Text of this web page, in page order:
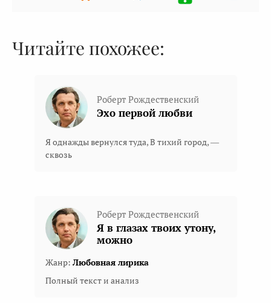
Читайте похожее:
Роберт Рождественский
Эхо первой любви
Я однажды вернулся туда, В тихий город, —
сквозь
Роберт Рождественский
Я в глазах твоих утону,
можно
Жанр: Любовная лирика
Полный текст и анализ